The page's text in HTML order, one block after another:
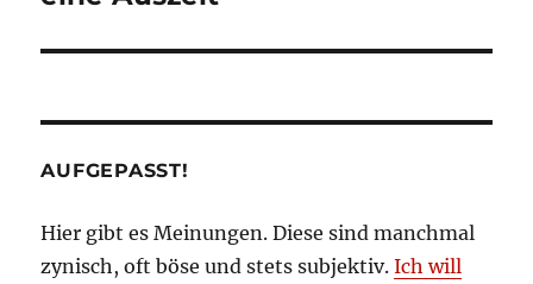
AUFGEPASST!
Hier gibt es Meinungen. Diese sind manchmal
zynisch, oft böse und stets subjektiv.Ich will